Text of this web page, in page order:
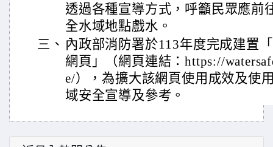
透過各種宣導方式，呼籲民眾應前
全水域地點戲水。
三、 內政部消防署於113年度完成建置
網頁」（網頁連結：https://
e/），為擴大該網頁使用成效及使
域安全宣導及參考。